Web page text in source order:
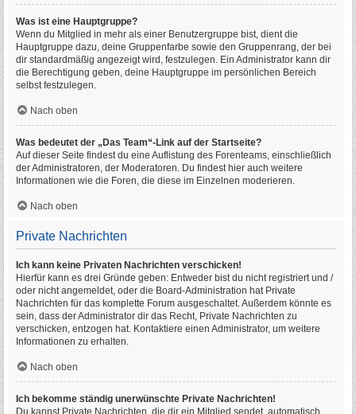
Was ist eine Hauptgruppe?
Wenn du Mitglied in mehr als einer Benutzergruppe bist, dient die
Hauptgruppe dazu, deine Gruppenfarbe sowie den Gruppenrang, der bei
dir standardmäßig angezeigt wird, festzulegen. Ein Administrator kann dir
die Berechtigung geben, deine Hauptgruppe im persönlichen Bereich
selbst festzulegen.
Nach oben
Was bedeutet der „Das Team“-Link auf der Startseite?
Auf dieser Seite findest du eine Auflistung des Forenteams, einschließlich
der Administratoren, der Moderatoren. Du findest hier auch weitere
Informationen wie die Foren, die diese im Einzelnen moderieren.
Nach oben
Private Nachrichten
Ich kann keine Privaten Nachrichten verschicken!
Hierfür kann es drei Gründe geben: Entweder bist du nicht registriert und /
oder nicht angemeldet, oder die Board-Administration hat Private
Nachrichten für das komplette Forum ausgeschaltet. Außerdem könnte es
sein, dass der Administrator dir das Recht, Private Nachrichten zu
verschicken, entzogen hat. Kontaktiere einen Administrator, um weitere
Informationen zu erhalten.
Nach oben
Ich bekomme ständig unerwünschte Private Nachrichten!
Du kannst Private Nachrichten, die dir ein Mitglied sendet, automatisch